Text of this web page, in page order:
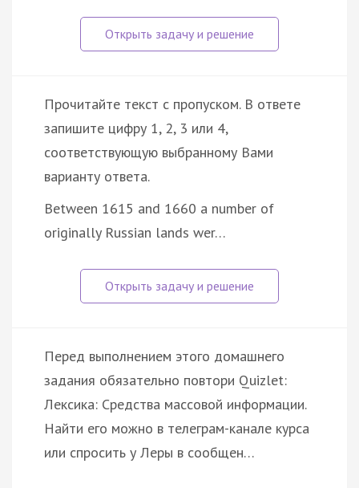
Прочитайте текст с пропуском. В ответе
запишите цифру 1, 2, 3 или 4,
соответствующую выбранному Вами
варианту ответа.
Between 1615 and 1660 a number of
originally Russian lands wer…
Перед выполнением этого домашнего
задания обязательно повтори Quizlet:
Лексика: Средства массовой информации.
Найти его можно в телеграм-канале курса
или спросить у Леры в сообщен…